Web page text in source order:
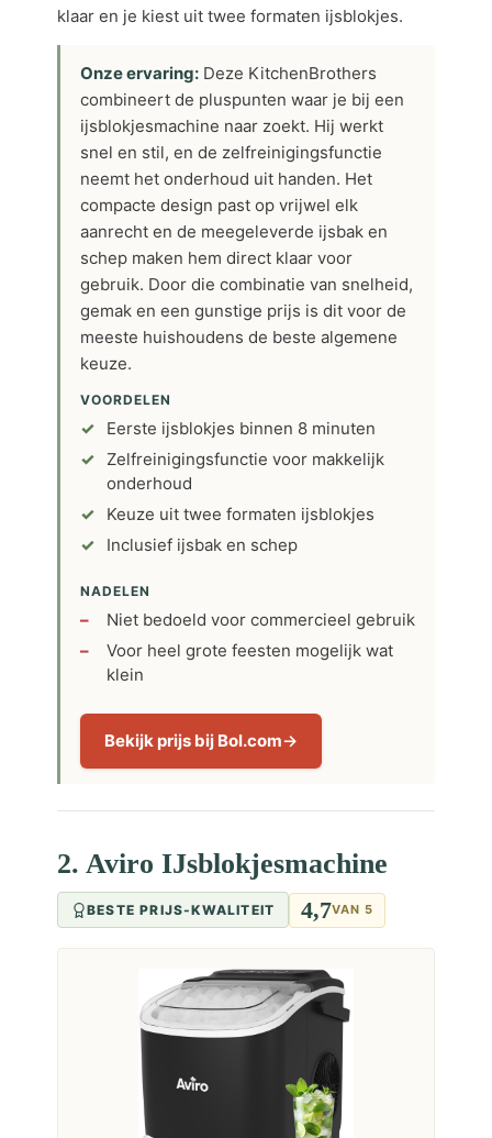
klaar en je kiest uit twee formaten ijsblokjes.
Onze ervaring: Deze KitchenBrothers
combineert de pluspunten waar je bij een
ijsblokjesmachine naar zoekt. Hij werkt
snel en stil, en de zelfreinigingsfunctie
neemt het onderhoud uit handen. Het
compacte design past op vrijwel elk
aanrecht en de meegeleverde ijsbak en
schep maken hem direct klaar voor
gebruik. Door die combinatie van snelheid,
gemak en een gunstige prijs is dit voor de
meeste huishoudens de beste algemene
keuze.
VOORDELEN
Eerste ijsblokjes binnen 8 minuten
Zelfreinigingsfunctie voor makkelijk
onderhoud
Keuze uit twee formaten ijsblokjes
Inclusief ijsbak en schep
NADELEN
Niet bedoeld voor commercieel gebruik
Voor heel grote feesten mogelijk wat
klein
Bekijk prijs bij Bol.com
2. Aviro IJsblokjesmachine
BESTE PRIJS-KWALITEIT 4,7VAN 5